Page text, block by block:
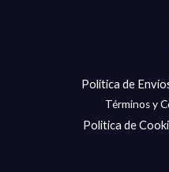
Politica de
Términos y
Politica de